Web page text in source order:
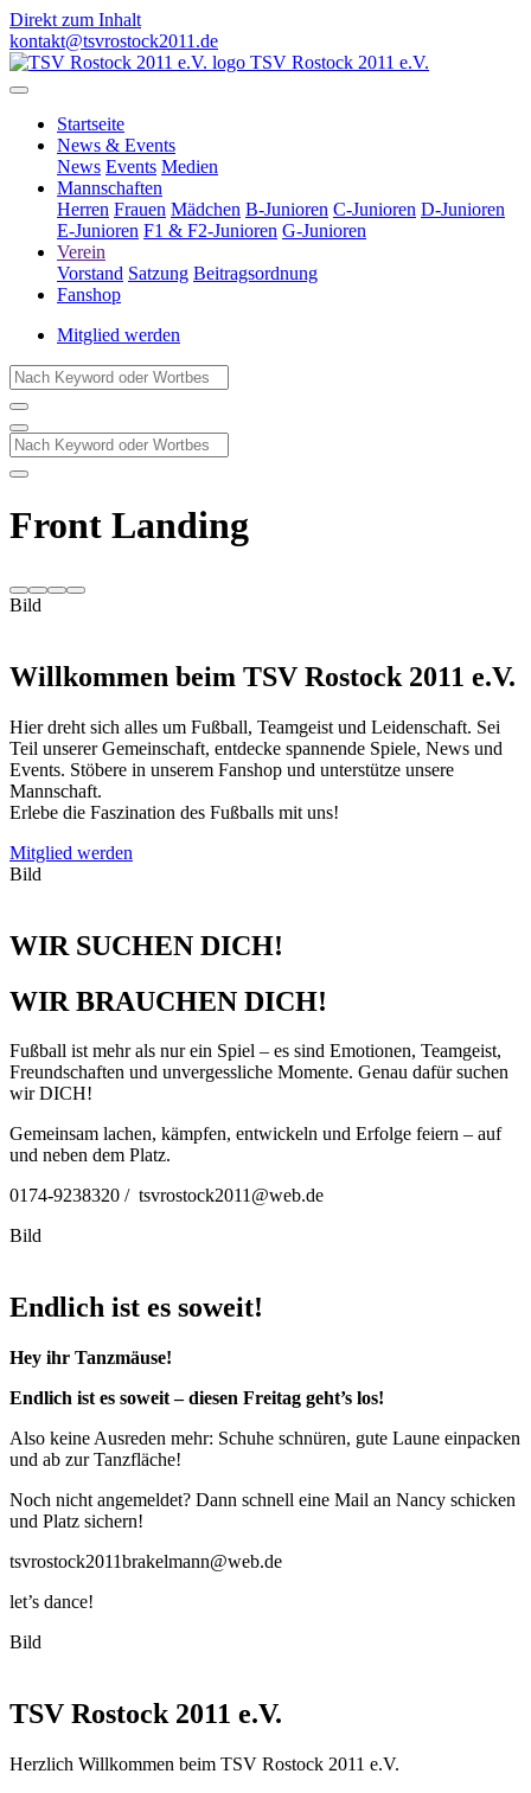
Direkt zum Inhalt
kontakt@tsvrostock2011.de
TSV Rostock 2011 e.V.
Startseite
News & Events
News Events Medien
Mannschaften
Herren Frauen Mädchen B-Junioren C-Junioren D-Junioren
E-Junioren F1 & F2-Junioren G-Junioren
Verein
Vorstand Satzung Beitragsordnung
Fanshop
Mitglied werden
Front Landing
Bild
Willkommen beim TSV Rostock 2011 e.V.
Hier dreht sich alles um Fußball, Teamgeist und Leidenschaft. Sei
Teil unserer Gemeinschaft, entdecke spannende Spiele, News und
Events. Stöbere in unserem Fanshop und unterstütze unsere
Mannschaft.
Erlebe die Faszination des Fußballs mit uns!
Mitglied werden
Bild
WIR SUCHEN DICH!
WIR BRAUCHEN DICH!
Fußball ist mehr als nur ein Spiel – es sind Emotionen, Teamgeist,
Freundschaften und unvergessliche Momente. Genau dafür suchen
wir DICH!
Gemeinsam lachen, kämpfen, entwickeln und Erfolge feiern – auf
und neben dem Platz.
0174-9238320 / tsvrostock2011@web.de
Bild
Endlich ist es soweit!
Hey ihr Tanzmäuse!
Endlich ist es soweit – diesen Freitag geht’s los!
Also keine Ausreden mehr: Schuhe schnüren, gute Laune einpacken
und ab zur Tanzfläche!
Noch nicht angemeldet? Dann schnell eine Mail an Nancy schicken
und Platz sichern!
tsvrostock2011brakelmann@web.de
let’s dance!
Bild
TSV Rostock 2011 e.V.
Herzlich Willkommen beim TSV Rostock 2011 e.V.